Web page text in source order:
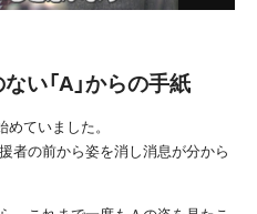
い「A」からの手紙
ていました。
者の前から姿を消し消息が分から